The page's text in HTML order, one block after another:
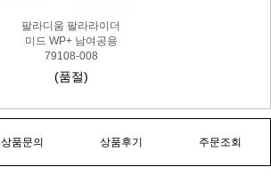
팔라디움 팔라라이더
미드 WP+ 남여공용
79108-008
(품절)
상품문의 상품후기 주문조회